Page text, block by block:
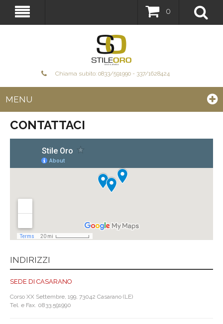
0
Chiama subito: 0833/591990 - 337/1628424
MENU
CONTATTACI
INDIRIZZI
SEDE DI CASARANO
Corso XX Settembre, 199, 73042 Casarano (LE)
Tel. e Fax. 0833.591990